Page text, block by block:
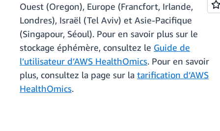
Ouest (Oregon), Europe (Francfort, Irlande,
Londres), Israël (Tel Aviv) et Asie-Pacifique
(Singapour, Séoul). Pour en savoir plus sur le
stockage éphémère, consultez le Guide de
l’utilisateur d’AWS HealthOmics. Pour en savoir
plus, consultez la page sur la tarification d’AWS
HealthOmics.